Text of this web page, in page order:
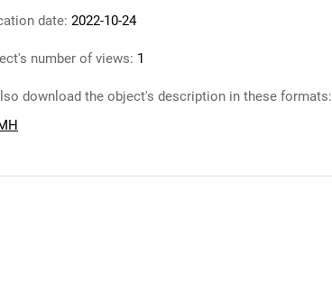
date: 2022-10-24
number of views: 1
download the object's description in these formats: